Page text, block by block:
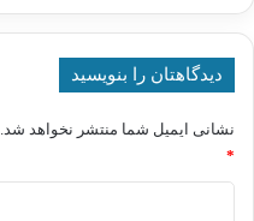
دیدگاهتان را بنویسید
نشانی ایمیل شما منتشر نخواهد شد.
*